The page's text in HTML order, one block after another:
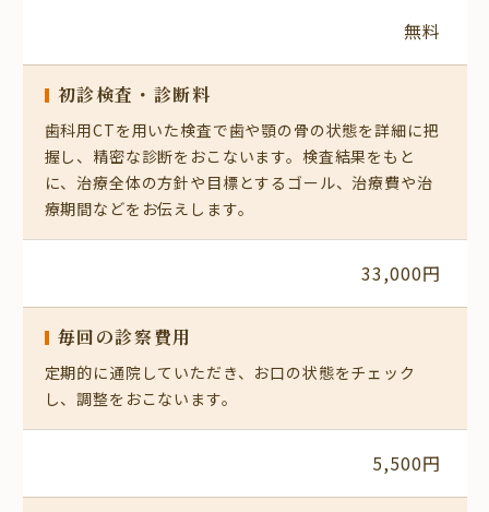
無料
初診検査・診断料
歯科用CTを用いた検査で歯や顎の骨の状態を詳細に把
握し、精密な診断をおこないます。検査結果をもと
に、治療全体の方針や目標とするゴール、治療費や治
療期間などをお伝えします。
33,000円
毎回の診察費用
定期的に通院していただき、お口の状態をチェック
し、調整をおこないます。
5,500円